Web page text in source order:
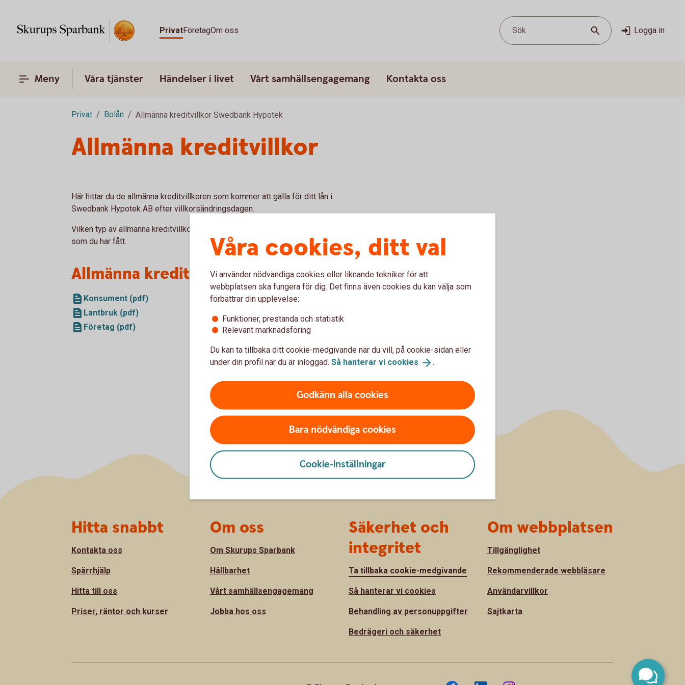
PrivatFöretagOm oss Sök Logga in
Meny Våra tjänster Händelser i livet Vårt samhällsengagemang Kontakta oss
Privat Bolån Allmänna kreditvillkor Swedbank Hypotek
Allmänna kreditvillkor
Här hittar du de allmänna kreditvillkoren som kommer att gälla för ditt lån i
Swedbank Hypotek AB efter villkorsändringsdagen.
Vilken typ av allmänna kreditvillkor som gäller för ditt lån framgår av brevet
som du har fått.
Allmänna kreditvillkor
Konsument (pdf)
Lantbruk (pdf)
Företag (pdf)
Våra cookies, ditt val
Vi använder nödvändiga cookies eller liknande tekniker för att
webbplatsen ska fungera för dig. Det finns även cookies du kan välja som
förbättrar din upplevelse:
Funktioner, prestanda och statistik
Relevant marknadsföring
Du kan ta tillbaka ditt cookie-medgivande när du vill, på cookie-sidan eller
under din profil när du är inloggad. Så hanterar vi cookies .
Godkänn alla cookies
Bara nödvändiga cookies
Cookie-inställningar
Hitta snabbt
Kontakta oss
Spärrhjälp
Hitta till oss
Priser, räntor och kurser
Om oss
Om Skurups Sparbank
Hållbarhet
Vårt samhällsengagemang
Jobba hos oss
Säkerhet och
integritet
Ta tillbaka cookie-medgivande
Så hanterar vi cookies
Behandling av personuppgifter
Bedrägeri och säkerhet
Om webbplatsen
Tillgänglighet
Rekommenderade webbläsare
Användarvillkor
Sajtkarta